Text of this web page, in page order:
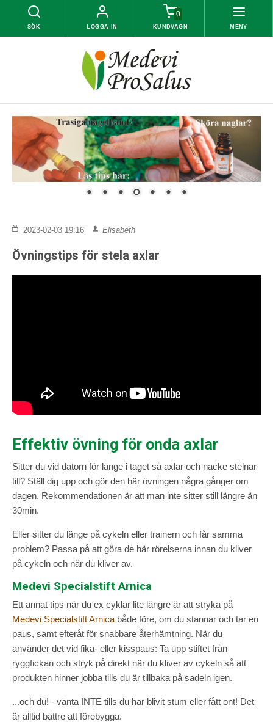
SÖK LOGGA IN
0
KUNDVAGN MENY
2023-02-03 19:16 Elisabeth
Övningstips för stela axlar
Effektiv övning för onda axlar
Sitter du vid datorn för länge i taget så axlar och nacke stelnar
till? Ställ dig upp och gör den här övningen några gånger om
dagen. Rekommendationen är att man inte sitter still längre än
30min.
Eller sitter du länge på cykeln eller trainern och får samma
problem? Passa på att göra de här rörelserna innan du kliver
på cykeln och när du kliver av.
Medevi Specialstift Arnica
Ett annat tips när du ex cyklar lite längre är att stryka på
Medevi Specialstift Arnica både före, om du stannar och tar en
paus, samt efteråt för snabbare återhämtning. När du
använder det vid fika- eller kisspaus: Ta upp stiftet från
ryggfickan och stryk på direkt när du kliver av cykeln så att
produkten hinner jobba tills du är tillbaka på sadeln igen.
...och du! - vänta INTE tills du har blivit stum eller fått ont! Det
är alltid bättre att förebygga.